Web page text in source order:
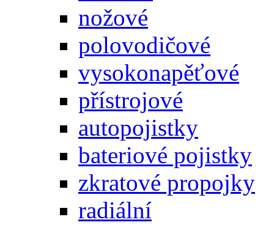
nožové
polovodičové
vysokonapěťové
přístrojové
autopojistky
bateriové pojistky
zkratové propojky
radiální